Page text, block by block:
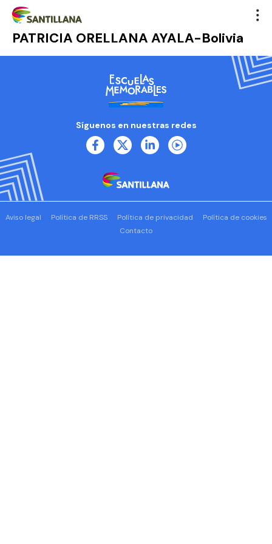
PATRICIA ORELLANA AYALA-Bolivia
Síguenos en nuestras redes
Aviso legal Política de RRSS Política de privacidad
Política de cookies
Contacto